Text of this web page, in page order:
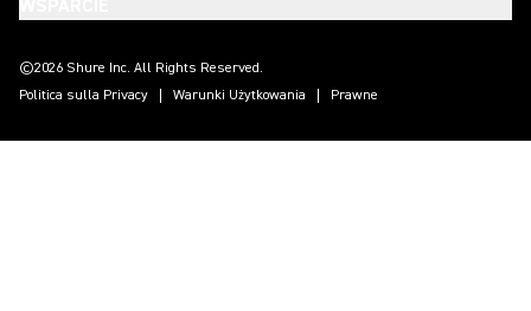
©2026 Shure Inc. All Rights Reserved.
Politica sulla Privacy
Warunki Użytkowania Prawne